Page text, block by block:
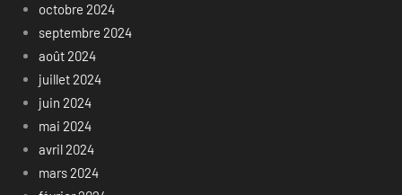
octobre 2024
septembre 2024
août 2024
juillet 2024
juin 2024
mai 2024
avril 2024
mars 2024